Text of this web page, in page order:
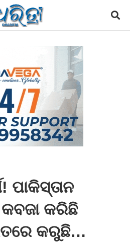
ପାକିସ୍ତାନ
କରିଛି
କରୁଛି…